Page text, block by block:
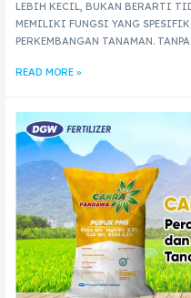
LEBIH KECIL, BUKAN BERARTI
MEMILIKI FUNGSI YANG SPESIFIK
PERKEMBANGAN TANAMAN.
READ MORE »